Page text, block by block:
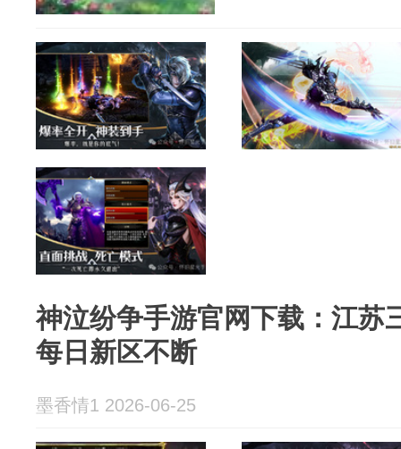
神泣纷争手游官网下载：江苏
每日新区不断
墨香情1 2026-06-25